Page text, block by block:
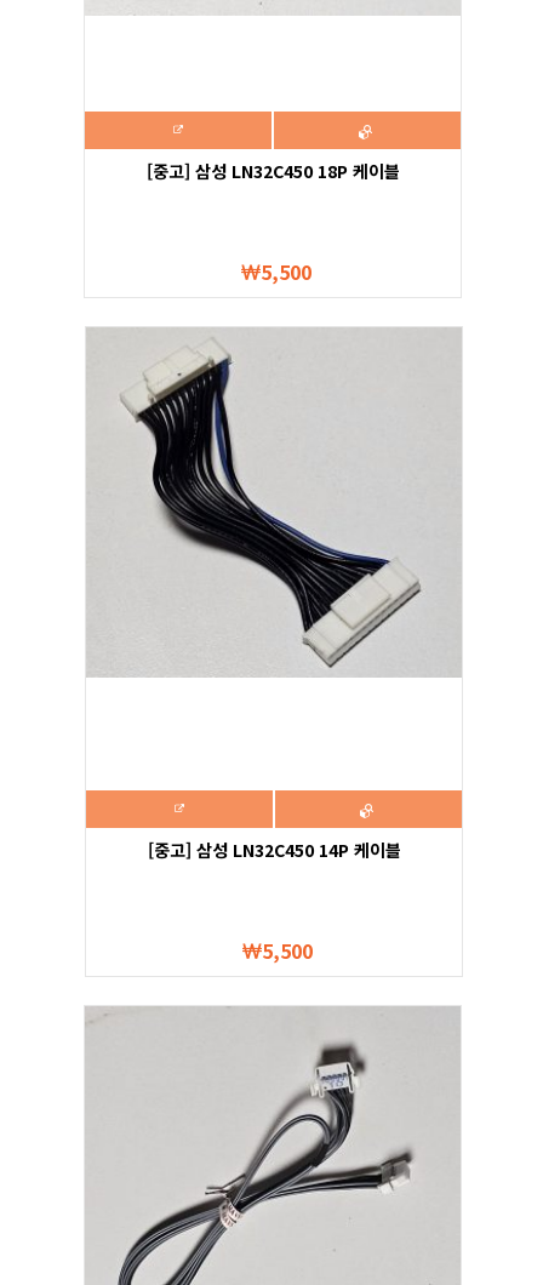
[중고] 삼성 LN32C450 18P 케이블
5,500
[중고] 삼성 LN32C450 14P 케이블
5,500